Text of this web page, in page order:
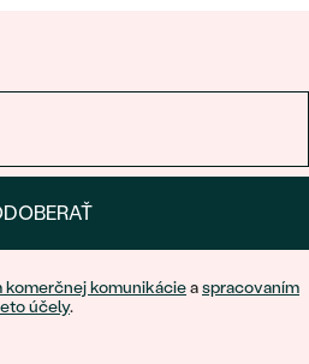
komerčnej komunikácieaspracovaním
účely.